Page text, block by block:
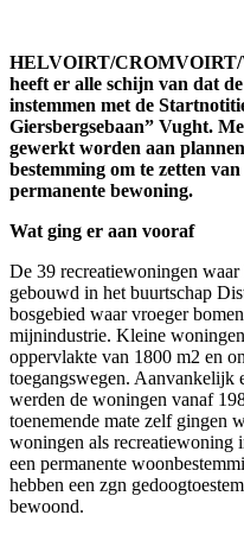
HELVOIRT/CROMVOIRT/
heeft er alle schijn van dat
instemmen met de
Giersbergsebaan” Vught.
gewerkt worden aan
bestemming om te zetten
permanente bewoning.
Wat ging er aan vooraf
De 39 recreatiewoningen
gebouwd in het buurtschap
bosgebied waar vroeger
mijnindustrie. Kleine
oppervlakte van 1800 m2 en
toegangswegen. Aanvankelijk
werden de woningen vanaf
toenemende mate zelf gingen
woningen als recreatiewoning
een permanente
hebben een zgn
bewoond.